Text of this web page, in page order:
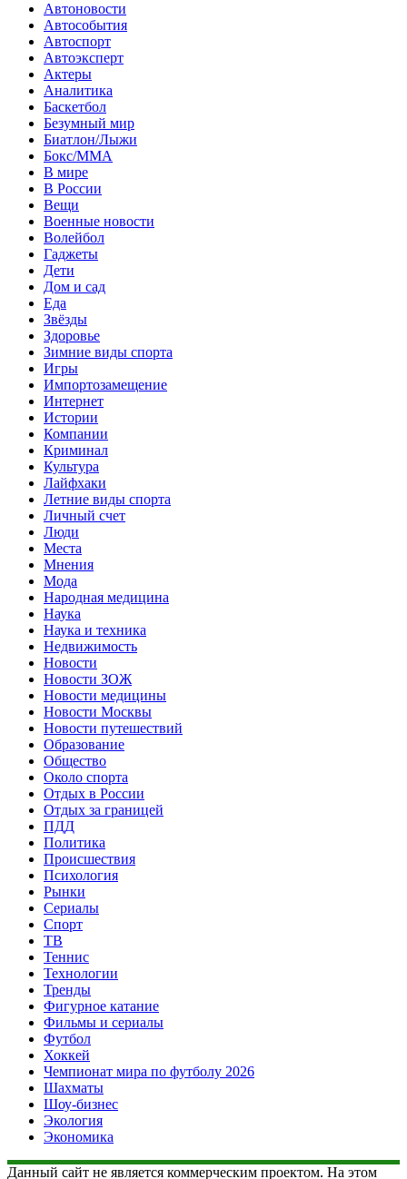
Автоновости
Автособытия
Автоспорт
Автоэксперт
Актеры
Аналитика
Баскетбол
Безумный мир
Биатлон/Лыжи
Бокс/MMA
В мире
В России
Вещи
Военные новости
Волейбол
Гаджеты
Дети
Дом и сад
Еда
Звёзды
Здоровье
Зимние виды спорта
Игры
Импортозамещение
Интернет
Истории
Компании
Криминал
Культура
Лайфхаки
Летние виды спорта
Личный счет
Люди
Места
Мнения
Мода
Народная медицина
Наука
Наука и техника
Недвижимость
Новости
Новости ЗОЖ
Новости медицины
Новости Москвы
Новости путешествий
Образование
Общество
Около спорта
Отдых в России
Отдых за границей
ПДД
Политика
Происшествия
Психология
Рынки
Сериалы
Спорт
ТВ
Теннис
Технологии
Тренды
Фигурное катание
Фильмы и сериалы
Футбол
Хоккей
Чемпионат мира по футболу 2026
Шахматы
Шоу-бизнес
Экология
Экономика
Данный сайт не является коммерческим проектом. На этом